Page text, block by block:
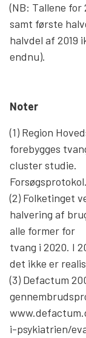
(NB: Tallene for
samt første
halvdel af 2019
endnu).
Noter
(1) Region
forebygges
cluster studie.
(2) Folketinget
halvering af
alle former for
tvang i 2020. I
det ikke er
(3) Defactum
i-psykiatrien/